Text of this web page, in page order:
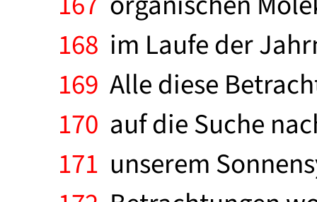
168 im Laufe der
169 Alle diese
170 auf die Suche
171 unserem